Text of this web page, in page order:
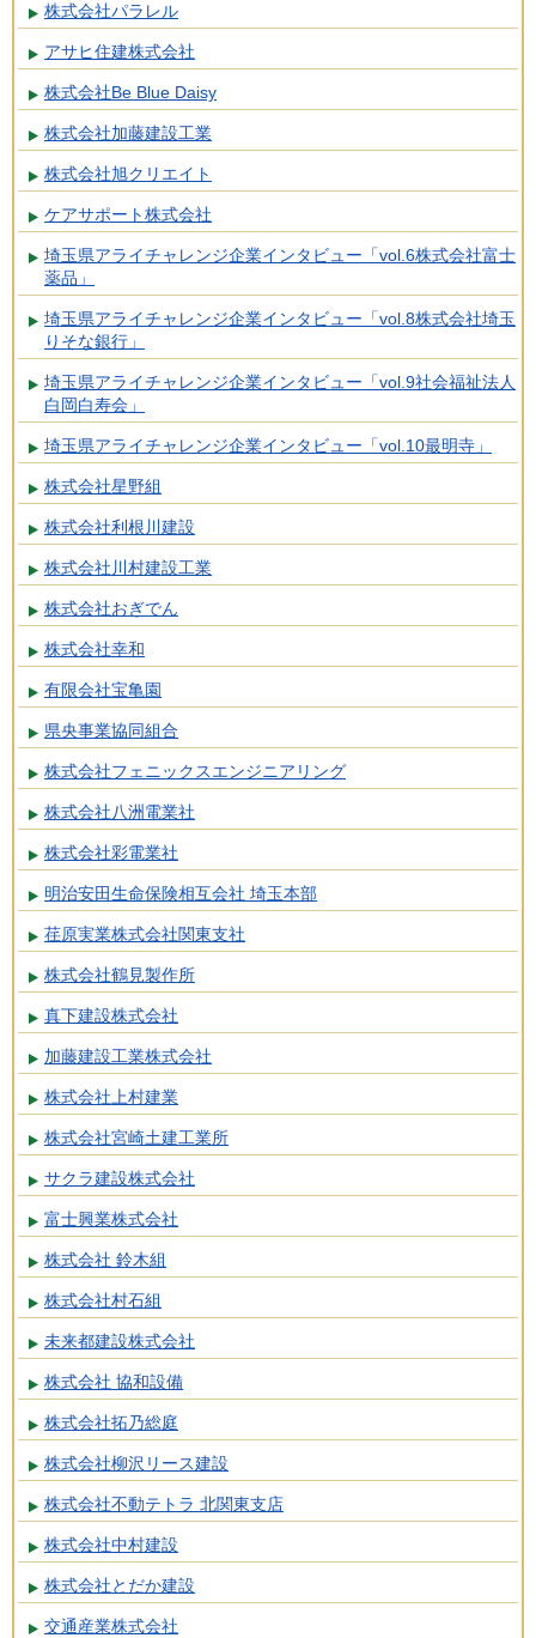
株式会社パラレル
アサヒ住建株式会社
株式会社Be Blue Daisy
株式会社加藤建設工業
株式会社旭クリエイト
ケアサポート株式会社
埼玉県アライチャレンジ企業インタビュー「vol.6株式会社富士
薬品」
埼玉県アライチャレンジ企業インタビュー「vol.8株式会社埼玉
りそな銀行」
埼玉県アライチャレンジ企業インタビュー「vol.9社会福祉法人
白岡白寿会」
埼玉県アライチャレンジ企業インタビュー「vol.10最明寺」
株式会社星野組
株式会社利根川建設
株式会社川村建設工業
株式会社おぎでん
株式会社幸和
有限会社宝亀園
県央事業協同組合
株式会社フェニックスエンジニアリング
株式会社八洲電業社
株式会社彩電業社
明治安田生命保険相互会社 埼玉本部
荏原実業株式会社関東支社
株式会社鶴見製作所
真下建設株式会社
加藤建設工業株式会社
株式会社上村建業
株式会社宮崎土建工業所
サクラ建設株式会社
富士興業株式会社
株式会社 鈴木組
株式会社村石組
未来都建設株式会社
株式会社 協和設備
株式会社拓乃総庭
株式会社柳沢リース建設
株式会社不動テトラ 北関東支店
株式会社中村建設
株式会社とだか建設
交通産業株式会社